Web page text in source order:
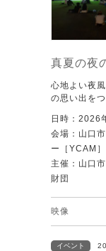
真夏の夜
心地よい夜
の思い出を
日時：2026
会場：山口
ー［YCAM］
主催：山口
財団
映像
イベント